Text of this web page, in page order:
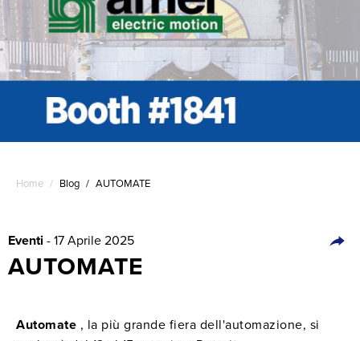
Home / Blog / AUTOMATE
Eventi - 17 Aprile 2025
AUTOMATE
Automate , la più grande fiera dell'automazione, si